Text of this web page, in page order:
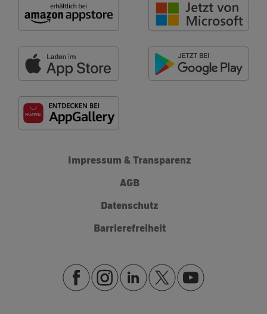
Impressum & Transparenz
AGB
Datenschutz
Barrierefreiheit